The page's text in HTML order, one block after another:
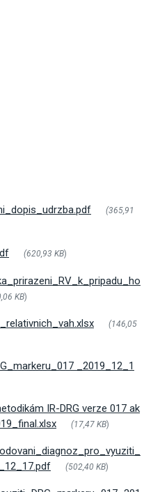
(365,91
(620,93 KB)
KB)
(146,05
_2019_12_1
IR-DRG verze 017 ak
(17,47 KB)
(502,40 KB)